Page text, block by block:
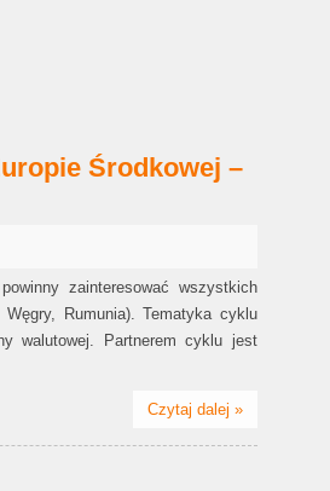
Środkowej –
zainteresować wszystkich
Rumunia). Tematyka cyklu
walutowej. Partnerem cyklu jest
Czytaj dalej »